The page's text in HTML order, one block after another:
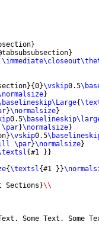
}
}
}{0}\vskip0.5
}
{
}\normalsize}
0.5
\par}\normalsize}
}\vskip0.5
\par}\normalsize}
{#1
}}
{\textsl{#1 }}
Sections }\\
Some Text. Some